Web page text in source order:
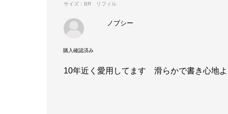
サイズ：BR リフィル
ノブシー
10年近く愛用してます 滑らかで書き心地